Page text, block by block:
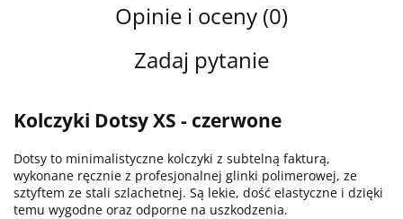
Opinie i oceny (0)
Zadaj pytanie
Kolczyki Dotsy XS - czerwone
Dotsy to minimalistyczne kolczyki z subtelną fakturą,
wykonane ręcznie z profesjonalnej glinki polimerowej, ze
sztyftem ze stali szlachetnej. Są lekie, dość elastyczne i dzięki
temu wygodne oraz odporne na uszkodzenia.